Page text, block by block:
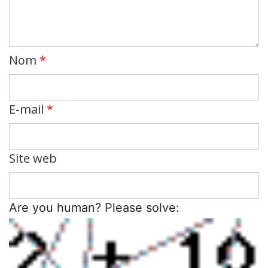
Nom *
E-mail *
Site web
Are you human? Please solve: